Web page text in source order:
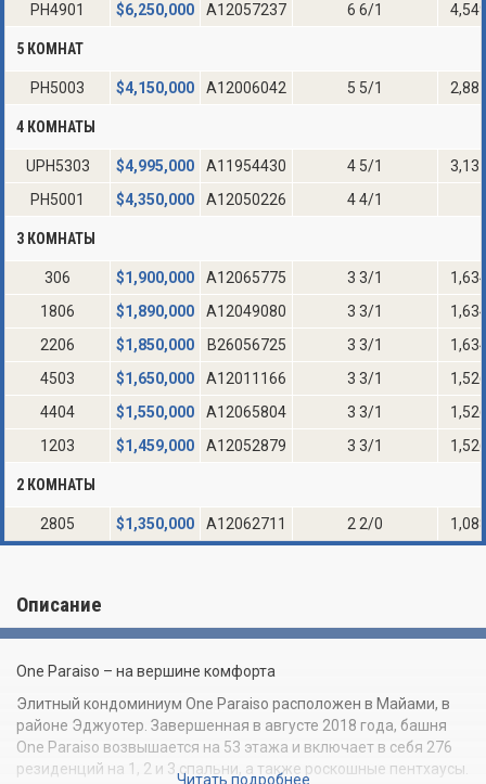
PH4901 $6,250,000 A12057237 6 6/1
5 КОМНАТ
PH5003 $4,150,000 A12006042 5 5/1
4 КОМНАТЫ
UPH5303 $4,995,000 A11954430 4 5/1
PH5001
$4,350,000 A12050226 4 4/1
3 КОМНАТЫ
306 $1,900,000 A12065775 3 3/1
1806
$1,890,000 A12049080 3 3/1
2206
$1,850,000 B26056725 3 3/1
4503
$1,650,000 A12011166 3 3/1
4404
$1,550,000 A12065804 3 3/1
1203
$1,459,000 A12052879 3 3/1
2 КОМНАТЫ
2805 $1,350,000 A12062711 2 2/0
Описание
One Paraiso – на вершине комфорта
Элитный кондоминиум One Paraiso расположен в Майами, в
районе Эджуотер. Завершенная в августе 2018 года, башня
One Paraiso возвышается на 53 этажа и включает в себя 276
резиденций на 1, 2 и 3 спальни, а также роскошные пентхаусы.
Читать подробнее